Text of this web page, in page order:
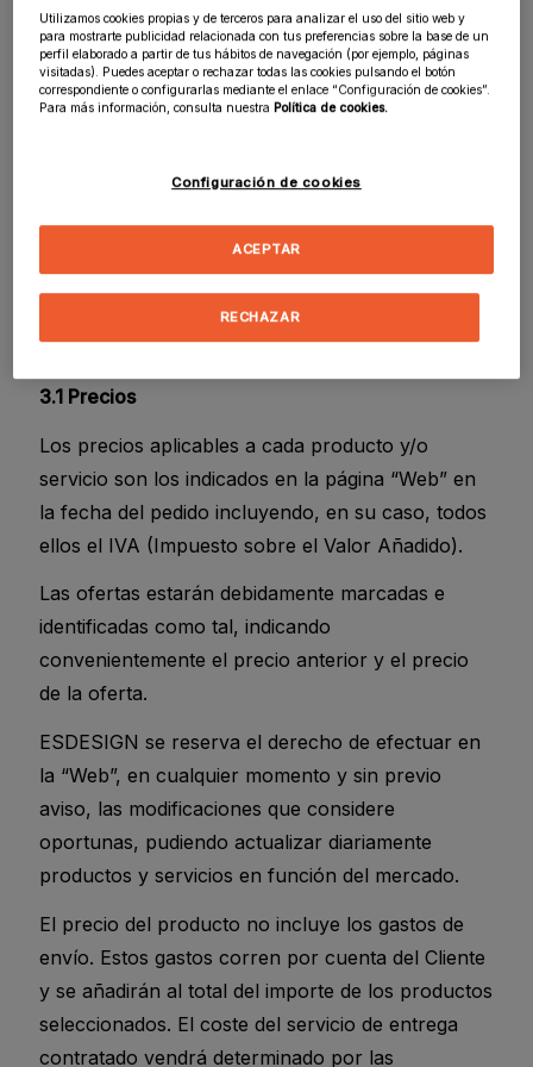
horas de la compra.
ESDESIGN le informa de que archiva los
documentos electrónicos en que quedan
Cliente en el correo electrónico
3) Precios, Forma de Pago, Entrega y
Desistimiento
3.1 Precios
Los precios aplicables a cada producto y/o
servicio son los indicados en la página “Web” en
la fecha del pedido incluyendo, en su caso, todos
ellos el IVA (Impuesto sobre el Valor Añadido).
Las ofertas estarán debidamente marcadas e
identificadas como tal, indicando
convenientemente el precio anterior y el precio
de la oferta.
ESDESIGN se reserva el derecho de efectuar en
la “Web”, en cualquier momento y sin previo
aviso, las modificaciones que considere
oportunas, pudiendo actualizar diariamente
productos y servicios en función del mercado.
El precio del producto no incluye los gastos de
envío. Estos gastos corren por cuenta del Cliente
y se añadirán al total del importe de los productos
seleccionados. El coste del servicio de entrega
contratado vendrá determinado por las
Utilizamos cookies propias y de terceros para analizar el uso del sitio web y
para mostrarte publicidad relacionada con tus preferencias sobre la base de un
perfil elaborado a partir de tus hábitos de navegación (por ejemplo, páginas
visitadas). Puedes aceptar o rechazar todas las cookies pulsando el botón
correspondiente o configurarlas mediante el enlace “Configuración de cookies”.
Para más información, consulta nuestra Política de cookies.
Configuración de cookies
RECHAZAR
ACEPTAR